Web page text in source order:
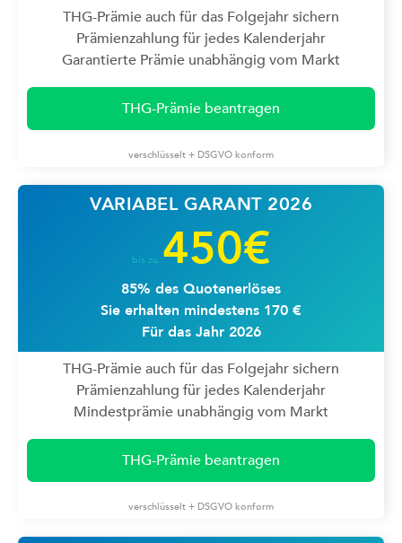
THG-Prämie auch für das Folgejahr sichern
Prämienzahlung für jedes Kalenderjahr
Garantierte Prämie unabhängig vom Markt
THG-Prämie beantragen
verschlüsselt + DSGVO konform
VARIABEL GARANT 2026
bis zu450€
85% des Quotenerlöses
Sie erhalten mindestens 170 €
Für das Jahr 2026
THG-Prämie auch für das Folgejahr sichern
Prämienzahlung für jedes Kalenderjahr
Mindestprämie unabhängig vom Markt
THG-Prämie beantragen
verschlüsselt + DSGVO konform